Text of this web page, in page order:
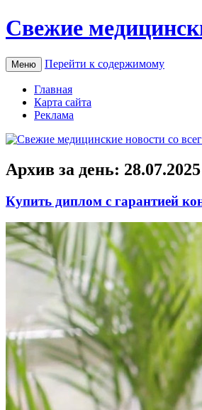
Свежие
Меню Перейти к содержимому
Главная
Карта сайта
Реклама
Архив за день: 28.07.2025
Купить диплом с гарантией